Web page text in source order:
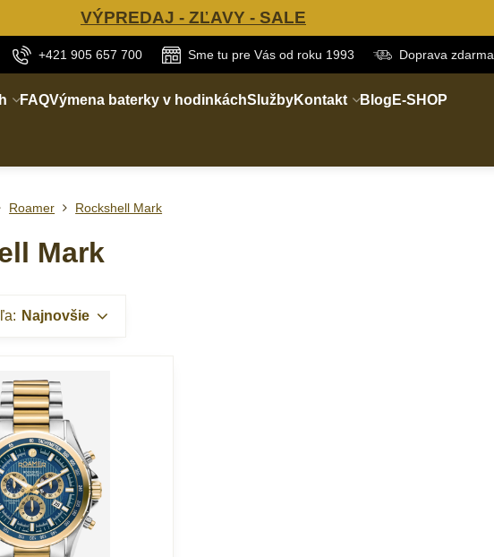
VÝPREDAJ - ZĽAVY - SALE
+421 905 657 700 Sme tu pre Vás od roku 1993 Doprava zdarma
FAQVýmena baterky v hodinkáchSlužbyKontakt Blog E-SHOP
Roamer Rockshell Mark
Mark
Najnovšie